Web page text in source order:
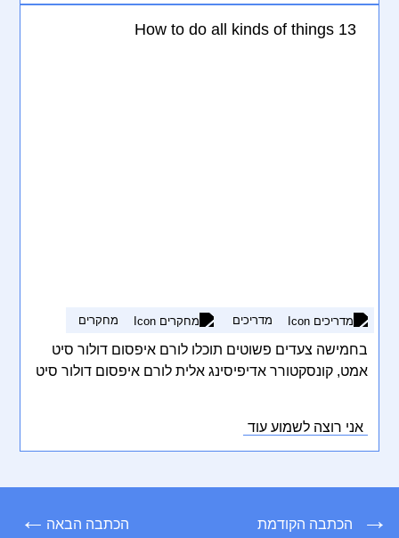
בעליק.
How to do all kinds of things 13
מדריכים מחקרים
בחמישה צעדים פשוטים תוכלו לורם איפסום דולור סיט
אמט, קונסקטורר אדיפיסינג אלית לורם איפסום דולור סיט
קראס אגת לקטוס וואל אאוגו וסטיבולום סוליסי טידום
בעליק.
אני רוצה לשמוע עוד
→ הכתבה הקודמת הכתבה הבאה ←